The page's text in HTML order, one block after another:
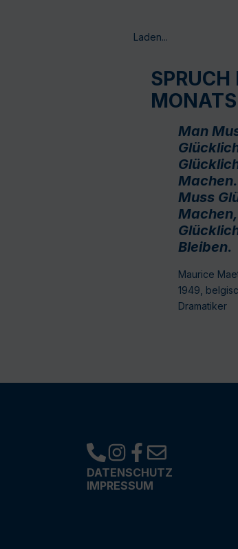
Laden...
SPRUCH
MONATS
Man
Muss
Bleiben.
Maurice
1949,
Dramatiker
DATENSCHUTZ
IMPRESSUM